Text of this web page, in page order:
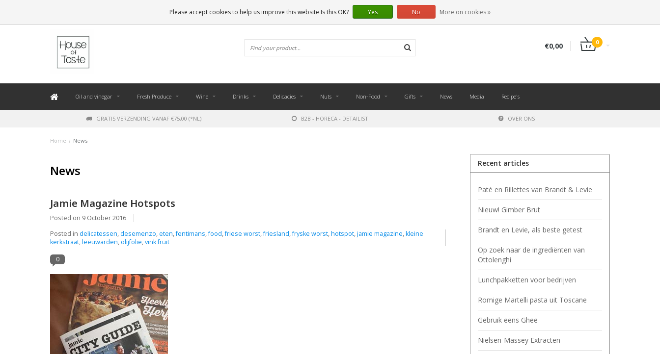
€0,00 0
Oil and vinegar Fresh Produce Wine Drinks Delicacies Nuts Non-Food Gifts News Media Recipe's
GRATIS VERZENDING VANAF €75,00 (*NL) B2B - HORECA - DETAILIST OVER ONS
Home / News
News
Jamie Magazine Hotspots
Posted on 9 October 2016
Posted in delicatessen,desemenzo,eten,fentimans,food,friese worst,friesland,fryske worst,hotspot,jamie magazine,kleine
kerkstraat,leeuwarden,olijfolie,vink fruit
0
Recent articles
Paté en Rillettes van Brandt & Levie
Nieuw! Gimber Brut
Brandt en Levie, als beste getest
Op zoek naar de ingrediënten van
Ottolenghi
Lunchpakketten voor bedrijven
Romige Martelli pasta uit Toscane
Gebruik eens Ghee
Nielsen-Massey Extracten
Please accept cookies to help us improve this website Is this OK? Yes No More on cookies »